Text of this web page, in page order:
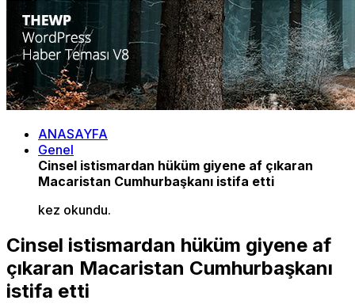
ANASAYFA
Genel
Cinsel istismardan hüküm giyene af çıkaran
Macaristan Cumhurbaşkanı istifa etti
kez okundu.
Cinsel istismardan hüküm giyene af
çıkaran Macaristan Cumhurbaşkanı
istifa etti